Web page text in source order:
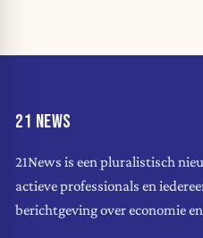
21 NEWS
21News is een pluralistisch
actieve professionals en
berichtgeving over economie